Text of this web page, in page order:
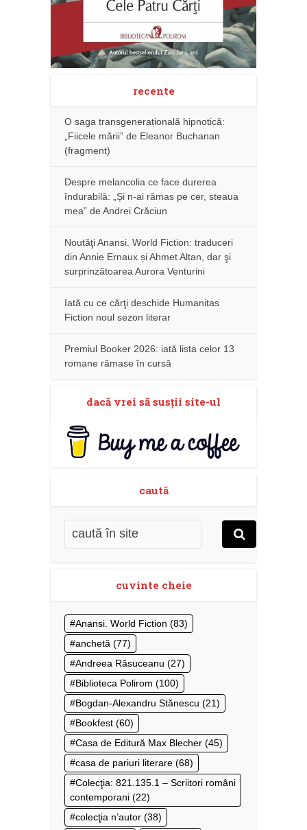
recente
O saga transgenerațională hipnotică:
„Fiicele mării” de Eleanor Buchanan
(fragment)
Despre melancolia ce face durerea
îndurabilă: „Și n-ai rămas pe cer, steaua
mea” de Andrei Crăciun
Noutăţi Anansi. World Fiction: traduceri
din Annie Ernaux și Ahmet Altan, dar şi
surprinzătoarea Aurora Venturini
Iată cu ce cărţi deschide Humanitas
Fiction noul sezon literar
Premiul Booker 2026: iată lista celor 13
romane rămase în cursă
dacă vrei să susţii site-ul
caută
cuvinte cheie
Anansi. World Fiction (83)
anchetă (77)
Andreea Răsuceanu (27)
Biblioteca Polirom (100)
Bogdan-Alexandru Stănescu (21)
Bookfest (60)
Casa de Editură Max Blecher (45)
casa de pariuri literare (68)
Colecţia: 821.135.1 – Scriitori români
contemporani (22)
colecţia n’autor (38)